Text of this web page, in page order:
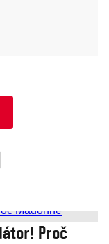
Proč